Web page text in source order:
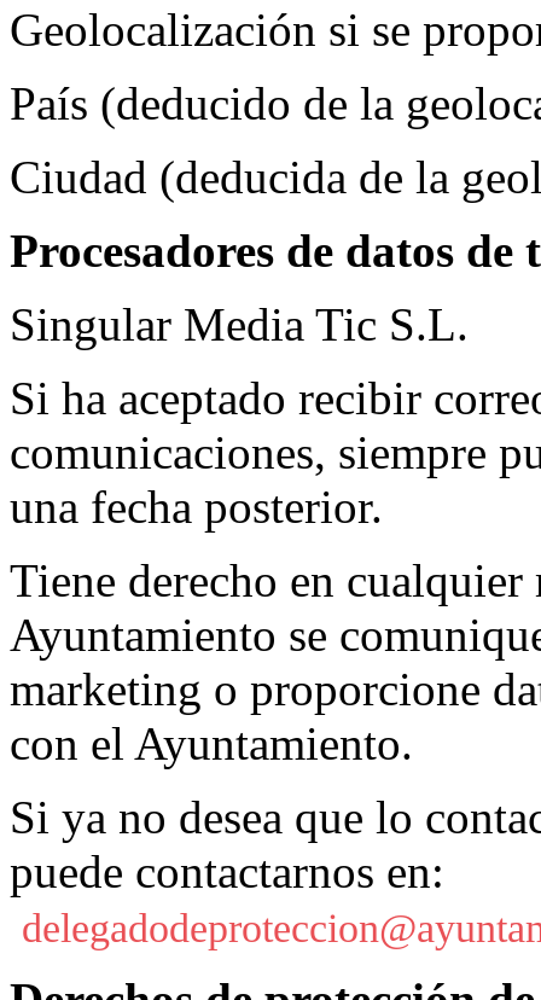
Geolocalización si se
País (deducido de la
Ciudad (deducida de la
Procesadores de datos de
Singular Media Tic S.L.
Si ha aceptado recibir
comunicaciones, siempre
una fecha posterior.
Tiene derecho en
Ayuntamiento se
marketing o proporcione
con el Ayuntamiento.
Si ya no desea que lo
puede contactarnos en: